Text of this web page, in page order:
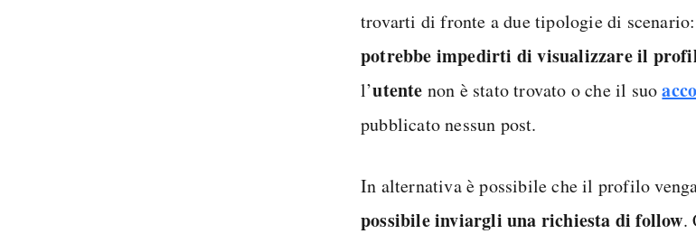
trovarti di fronte a due tipologie di
potrebbe impedirti di visualizzare il
l’utente non è stato trovato o che il suo
pubblicato nessun post.
In alternativa è possibile che il profilo
possibile inviargli una richiesta di follow.